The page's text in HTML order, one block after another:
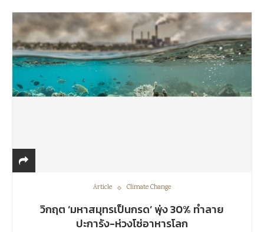
Article Climate Change
วิกฤต ‘มหาสมุทรเป็นกรด’ พุ่ง 30% ทำลาย
ปะการัง-ห่วงโซ่อาหารโลก